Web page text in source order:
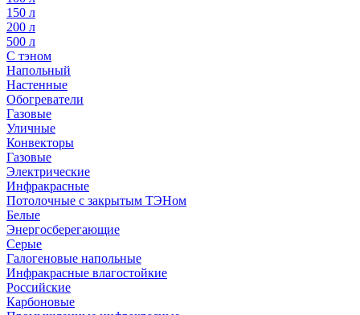
150 л
200 л
500 л
С тэном
Напольный
Настенные
Обогреватели
Газовые
Уличные
Конвекторы
Газовые
Электрические
Инфракрасные
Потолочные с закрытым ТЭНом
Белые
Энергосберегающие
Серые
Галогеновые напольные
Инфракрасные влагостойкие
Российские
Карбоновые